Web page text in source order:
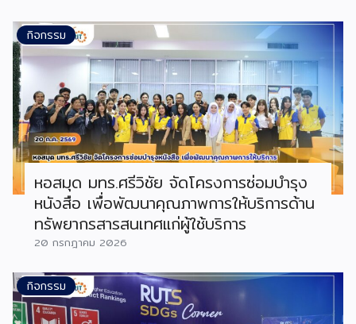
กิจกรรม
หอสมุด มทร.ศรีวิชัย จัดโครงการซ่อมบำรุง
หนังสือ เพื่อพัฒนาคุณภาพการให้บริการด้าน
ทรัพยากรสารสนเทศแก่ผู้ใช้บริการ
20 กรกฎาคม 2026
กิจกรรม